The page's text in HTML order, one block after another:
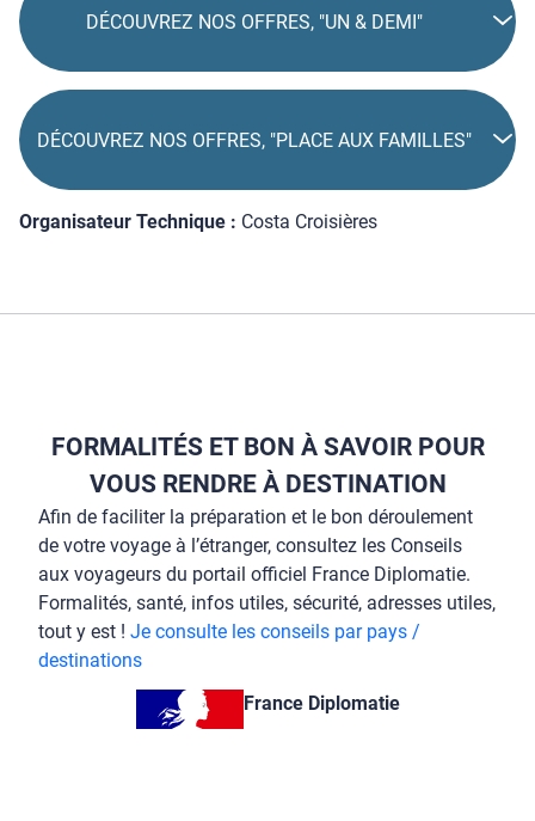
DÉCOUVREZ NOS OFFRES, "UN & DEMI"
DÉCOUVREZ NOS OFFRES, "PLACE AUX FAMILLES"
Organisateur Technique : Costa Croisières
FORMALITÉS ET BON À SAVOIR POUR
VOUS RENDRE À DESTINATION
Afin de faciliter la préparation et le bon déroulement
de votre voyage à l’étranger, consultez les Conseils
aux voyageurs du portail officiel France Diplomatie.
Formalités, santé, infos utiles, sécurité, adresses utiles,
tout y est ! Je consulte les conseils par pays /
destinations
France Diplomatie